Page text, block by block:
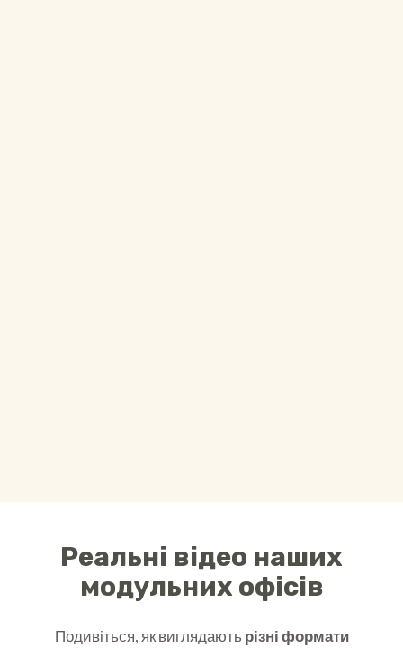
Реальні відео наших
модульних офісів
Подивіться, як виглядають різні формати